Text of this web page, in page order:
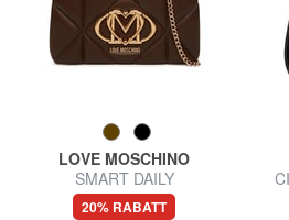
LOVE MOSCHINO
SMART DAILY
Umhängetasche
20% RABATT